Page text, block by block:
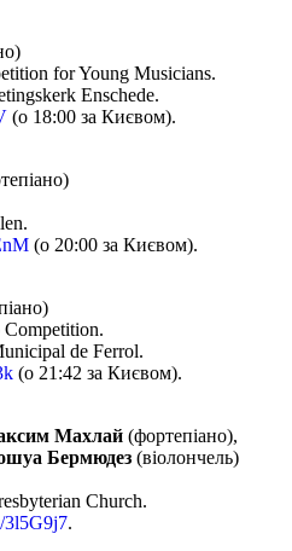
for Young Musicians.
Enschede.
(о 18:00 за Києвом).
(о 20:00 за Києвом).
de Ferrol.
(о 21:42 за Києвом).
Махлай (фортепіано),
Бермюдез (віолончель)
Church.
3l5G9j7.